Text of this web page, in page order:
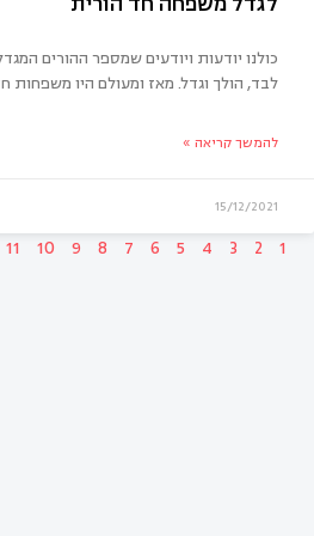
איפה אתם בחגים?
כולנו יודעות ויודעים שמספר ההורים
לבד, הולך וגדל. מאז ומעולם היו משפחות
להמשך קריאה »
15/12/2021
1
2
3
4
5
6
7
8
9
10
11